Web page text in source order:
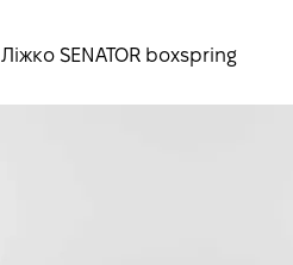
Ліжко SENATOR boxspring